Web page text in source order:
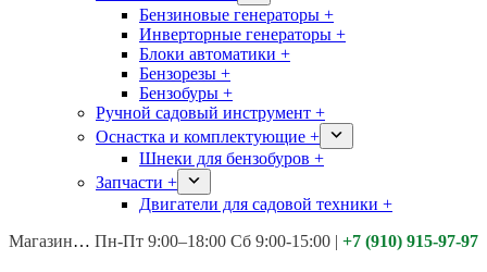
Бензиновые генераторы +
Инверторные генераторы +
Блоки автоматики +
Бензорезы +
Бензобуры +
Ручной садовый инструмент +
Оснастка и комплектующие +
Шнеки для бензобуров +
Запчасти +
Двигатели для садовой техники +
Магазины: Калуга ул. Московская д.113
Пн-Пт 9:00–18:00 Сб 9:00-15:00 | +7 (910) 915-97-97